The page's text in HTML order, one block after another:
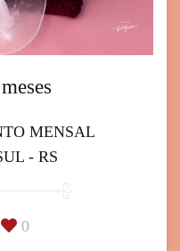
MENSAL
- RS
0